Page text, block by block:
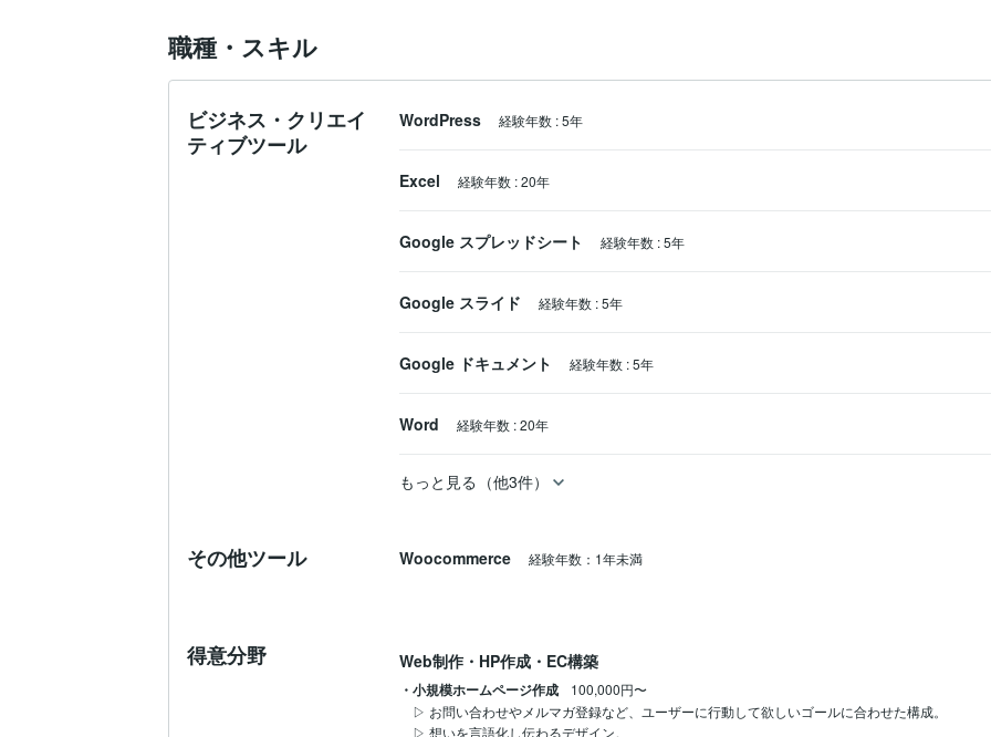
職種・スキル
ビジネス・クリエイ
ティブツール
WordPress 経験年数 :5年
Excel 経験年数 :20年
Google スプレッドシート 経験年数 :5年
Google スライド 経験年数 :5年
Google ドキュメント 経験年数 :5年
Word 経験年数 :20年
もっと見る（他3件）
その他ツール Woocommerce 経験年数：1年未満
得意分野 Web制作・HP作成・EC構築
・小規模ホームページ作成
100,000円〜
▷ お問い合わせやメルマガ登録など、ユーザーに行動して欲しいゴールに合わせた構成。
▷ 想いを言語化し伝わるデザイン。